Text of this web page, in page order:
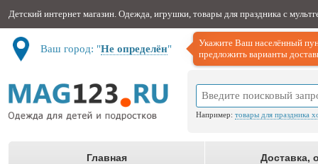
Детский интернет магазин. Одежда, игрушки, товары для праздника с
Ваш город: "Не определён"
Укажите Ваш населённый
предложить варианты
Например: товары для праздника
Главная Доставка,